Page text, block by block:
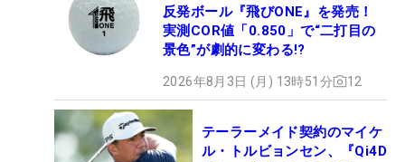
反発ボール『飛びONE』を発売！
実測COR値「0.850」で“二打目の
景色”が劇的に変わる!?
2026年8月3日 (月) 13時51分 12
テーラーメイド契約のマイケ
ル・トルビョンセン、『Qi4D